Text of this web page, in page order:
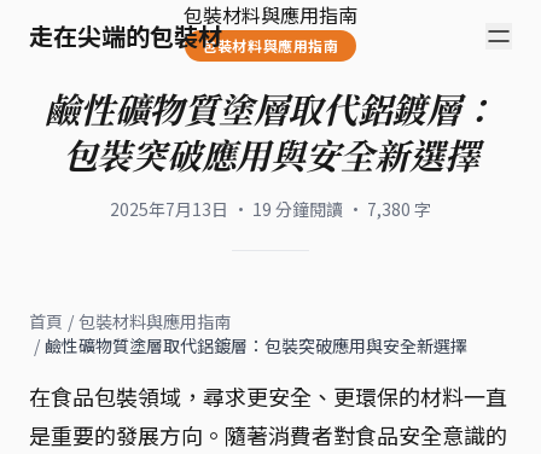
走在尖端的包裝材
包裝材料與應用指南
包裝材料與應用指南
鹼性礦物質塗層取代鋁鍍層：
包裝突破應用與安全新選擇
2025年7月13日 · 19 分鐘閱讀 · 7,380 字
首頁 / 包裝材料與應用指南
/ 鹼性礦物質塗層取代鋁鍍層：包裝突破應用與安全新選擇
在食品包裝領域，尋求更安全、更環保的材料一直
是重要的發展方向。隨著消費者對食品安全意識的